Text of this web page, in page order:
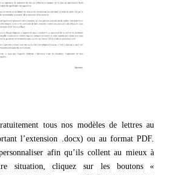
tous nos modèles de lettres au
l’extension .docx) ou au format PDF.
afin qu’ils collent au mieux à
situation, cliquez sur les boutons «